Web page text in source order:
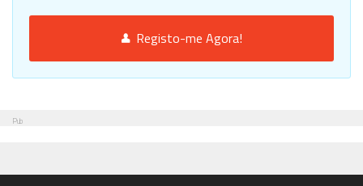
Registo-me Agora!
Pub